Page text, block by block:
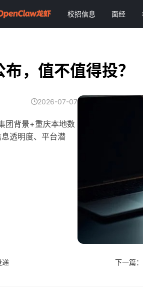
校招信息 面经
，值不值得投？
2026-07-07
团背景+重庆本地数
透明度、平台潜
递 下一篇